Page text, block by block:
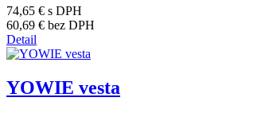
74,65 € s DPH
60,69 € bez DPH
Detail
YOWIE vesta